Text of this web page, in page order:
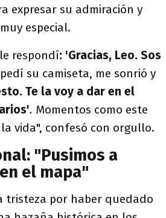
expresar su admiración y
especial.
respondí: 'Gracias, Leo. Sos
su camiseta, me sonrió y
Te la voy a dar en el
. Momentos como este
vida", confesó con orgullo.
"Pusimos a
el mapa"
tristeza por haber quedado